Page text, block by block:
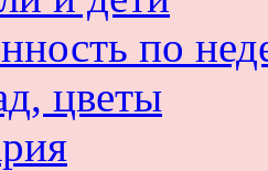
по
цветы